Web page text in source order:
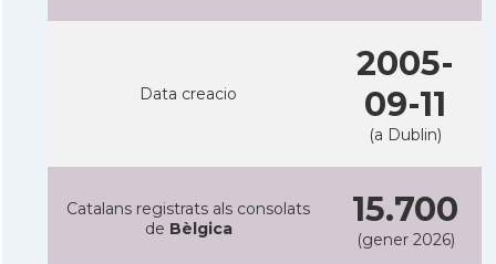
Data creacio
2005-
09-11
(a Dublin)
Catalans registrats als consolats
de Bèlgica 15.700
(gener 2026)